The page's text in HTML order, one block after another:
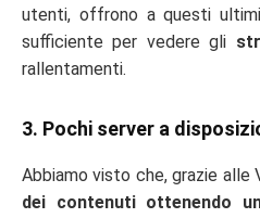
utenti, offrono a questi
sufficiente per vedere gli
rallentamenti.
3. Pochi server a
Abbiamo visto che, grazie alle
dei contenuti ottenendo